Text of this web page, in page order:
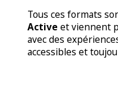
Tous ces formats
Active et viennent
avec des
accessibles et